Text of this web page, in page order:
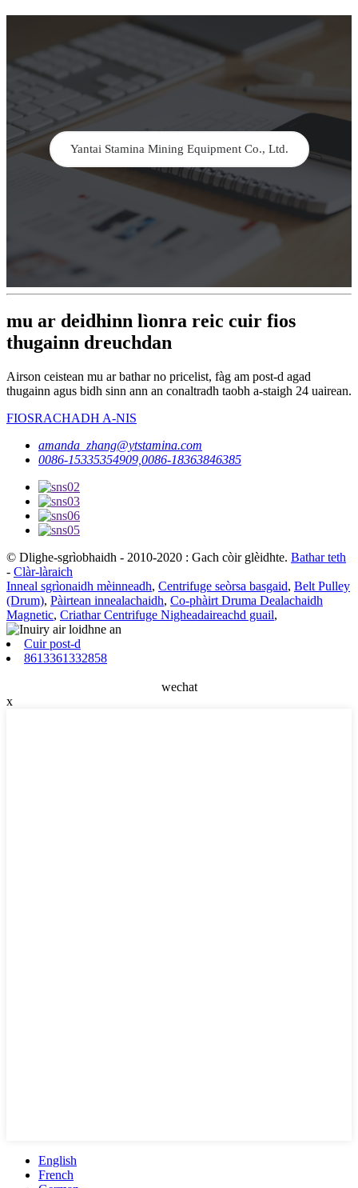
Yantai Stamina Mining Equipment Co., Ltd.
mu ar deidhinn lìonra reic cuir fios
thugainn dreuchdan
Airson ceistean mu ar bathar no pricelist, fàg am post-d agad
thugainn agus bidh sinn ann an conaltradh taobh a-staigh 24 uairean.
FIOSRACHADH A-NIS
amanda_zhang@ytstamina.com
0086-15335354909,0086-18363846385
© Dlighe-sgrìobhaidh - 2010-2020 : Gach còir glèidhte. Bathar teth
- Clàr-làraich
Inneal sgrìonaidh mèinneadh, Centrifuge seòrsa basgaid, Belt Pulley
(Drum), Pàirtean innealachaidh, Co-phàirt Druma Dealachaidh
Magnetic, Criathar Centrifuge Nigheadaireachd guail,
Cuir post-d
8613361332858
wechat
x
English
French